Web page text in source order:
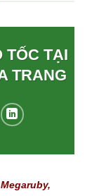
TỐC TẠI
TRANG